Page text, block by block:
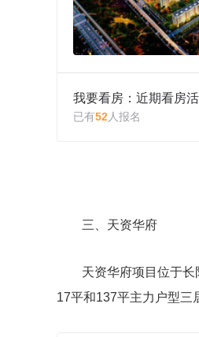
我要看房：近期看房
已有52人报名
三、天资华府
天资华府项目位于
17平和137平主力户型三